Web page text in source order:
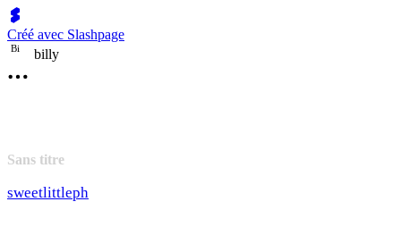
Créé avec Slashpage
Bi billy
Sans titre
sweetlittleph